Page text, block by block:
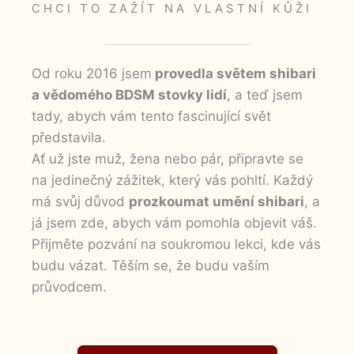
CHCI TO ZAŽÍT NA VLASTNÍ KŮŽI
Od roku 2016 jsem provedla světem shibari
a vědomého BDSM stovky lidí, a teď jsem
tady, abych vám tento fascinující svět
představila.
Ať už jste muž, žena nebo pár, připravte se
na jedinečný zážitek, který vás pohltí. Každý
má svůj důvod prozkoumat umění shibari, a
já jsem zde, abych vám pomohla objevit váš.
Přijměte pozvání na soukromou lekci, kde vás
budu vázat. Těším se, že budu vaším
průvodcem.
Nezbytné
Tyto
soubory
cookie
nejsou